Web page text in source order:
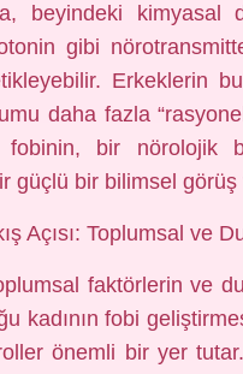
beyindeki
gibi
Erkeklerin
daha fazla
fobinin, bir nörolojik
güçlü bir bilimsel görüş
Açısı: Toplumsal ve
faktörlerin ve
kadının fobi
önemli bir yer